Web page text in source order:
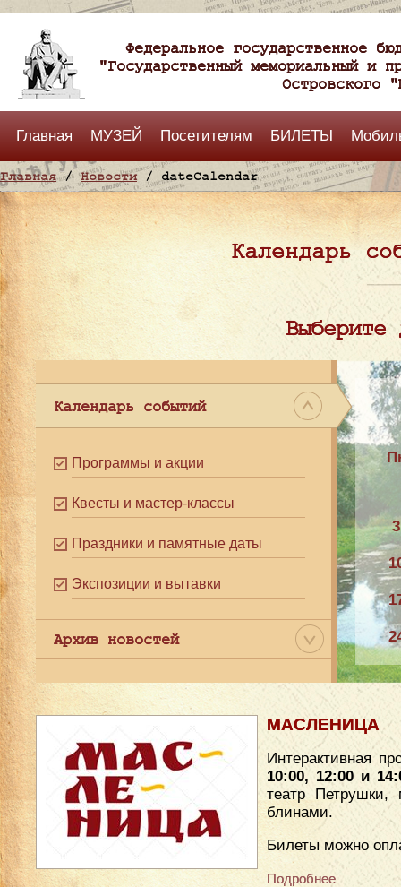
Федеральное государственное
"Государственный мемориальный и
Островского
Главная МУЗЕЙ Посетителям БИЛЕТЫ
Главная/Новости/ dateCalendar
Календарь
Выберите
Календарь событий
Программы и акции
Квесты и мастер-классы
Праздники и памятные даты
Экспозиции и вытавки
Архив новостей
3
МАСЛЕНИЦА
Интерактивная
10:00, 12:00 и
театр Петрушки,
блинами.
Билеты можно
Подробнее